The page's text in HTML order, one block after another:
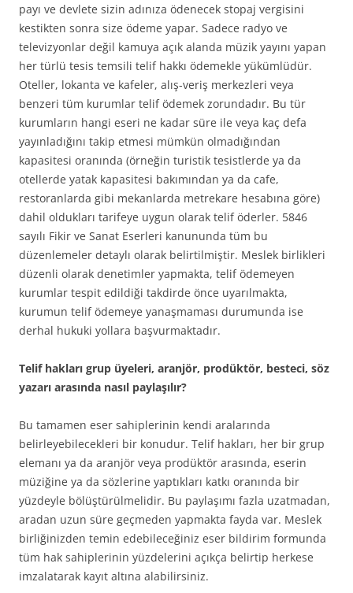
payı ve devlete sizin adınıza ödenecek stopaj vergisini
kestikten sonra size ödeme yapar. Sadece radyo ve
televizyonlar değil kamuya açık alanda müzik yayını yapan
her türlü tesis temsili telif hakkı ödemekle yükümlüdür.
Oteller, lokanta ve kafeler, alış-veriş merkezleri veya
benzeri tüm kurumlar telif ödemek zorundadır. Bu tür
kurumların hangi eseri ne kadar süre ile veya kaç defa
yayınladığını takip etmesi mümkün olmadığından
kapasitesi oranında (örneğin turistik tesistlerde ya da
otellerde yatak kapasitesi bakımından ya da cafe,
restoranlarda gibi mekanlarda metrekare hesabına göre)
dahil oldukları tarifeye uygun olarak telif öderler. 5846
sayılı Fikir ve Sanat Eserleri kanununda tüm bu
düzenlemeler detaylı olarak belirtilmiştir. Meslek birlikleri
düzenli olarak denetimler yapmakta, telif ödemeyen
kurumlar tespit edildiği takdirde önce uyarılmakta,
kurumun telif ödemeye yanaşmaması durumunda ise
derhal hukuki yollara başvurmaktadır.
Telif hakları grup üyeleri, aranjör, prodüktör, besteci, söz
yazarı arasında nasıl paylaşılır?
Bu tamamen eser sahiplerinin kendi aralarında
belirleyebilecekleri bir konudur. Telif hakları, her bir grup
elemanı ya da aranjör veya prodüktör arasında, eserin
müziğine ya da sözlerine yaptıkları katkı oranında bir
yüzdeyle bölüştürülmelidir. Bu paylaşımı fazla uzatmadan,
aradan uzun süre geçmeden yapmakta fayda var. Meslek
birliğinizden temin edebileceğiniz eser bildirim formunda
tüm hak sahiplerinin yüzdelerini açıkça belirtip herkese
imzalatarak kayıt altına alabilirsiniz.